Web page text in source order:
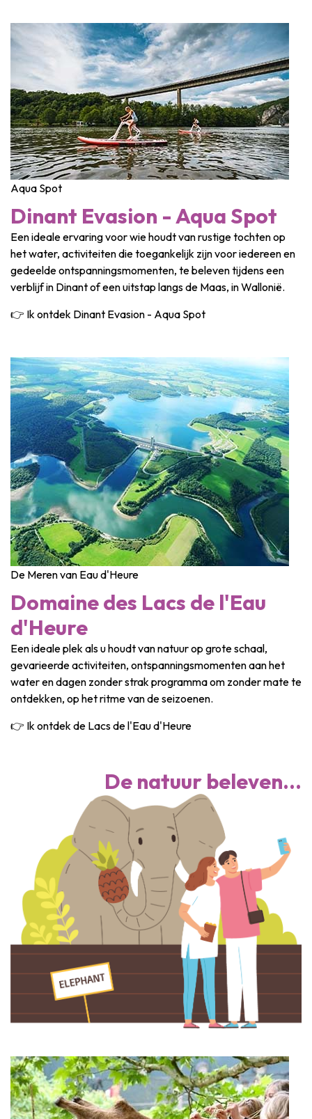
Aqua Spot
Dinant Evasion - Aqua Spot
Een ideale ervaring voor wie houdt van rustige tochten op
het water, activiteiten die toegankelijk zijn voor iedereen en
gedeelde ontspanningsmomenten, te beleven tijdens een
verblijf in Dinant of een uitstap langs de Maas, in Wallonië.
👉 Ik ontdek Dinant Evasion - Aqua Spot
De Meren van Eau d'Heure
Domaine des Lacs de l'Eau
d'Heure
Een ideale plek als u houdt van natuur op grote schaal,
gevarieerde activiteiten, ontspanningsmomenten aan het
water en dagen zonder strak programma om zonder mate te
ontdekken, op het ritme van de seizoenen.
👉 Ik ontdek de Lacs de l'Eau d'Heure
De natuur beleven...